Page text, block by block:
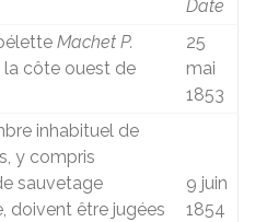
Date
Machet P.
la côte ouest de
25
mai
1853
inhabituel de
y compris
sauvetage
doivent être jugées
9 juin
1854